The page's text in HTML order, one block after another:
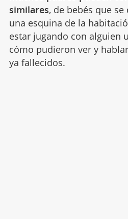
similares, de bebés que
una esquina de la
estar jugando con alguien
cómo pudieron ver y
ya fallecidos.